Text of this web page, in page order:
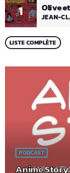
1 Olive
JEAN-
LISTE COMPLÈTE
PODCAST
Anime Story